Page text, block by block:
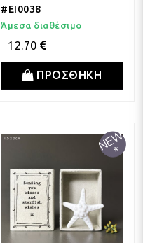
#EI0038
Άμεσα διαθέσιμο
12.70
ΠΡΟΣΘΗΚΗ